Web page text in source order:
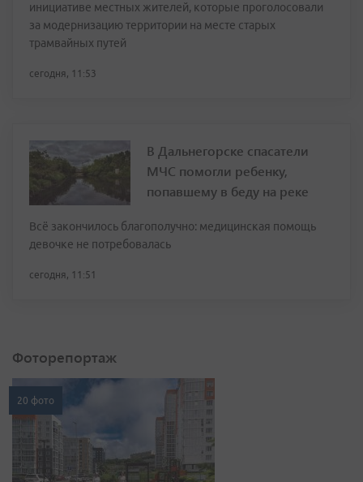
инициативе местных жителей, которые проголосовали
за модернизацию территории на месте старых
трамвайных путей
сегодня, 11:53
В Дальнегорске спасатели
МЧС помогли ребенку,
попавшему в беду на реке
Всё закончилось благополучно: медицинская помощь
девочке не потребовалась
сегодня, 11:51
Фоторепортаж
20 фото